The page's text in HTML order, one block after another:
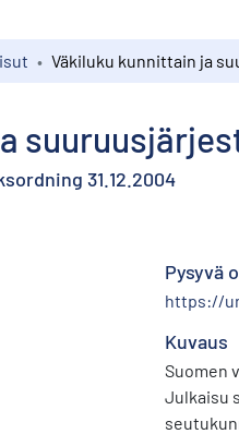
31.12.2004
Pysyvä
https://
Kuvaus
Suomen
Julkaisu